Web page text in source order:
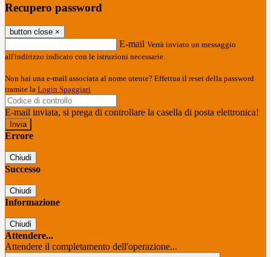
Recupero password
button close ×
E-mail Verrà inviato un messaggio
all'indirizzo indicato con le istruzioni necessarie.
Non hai una e-mail associata al nome utente? Effettua il reset della password
tramite la Login Spaggiari
E-mail inviata, si prega di controllare la casella di posta elettronica!
Errore
Chiudi
Successo
Chiudi
Informazione
Chiudi
Attendere...
Attendere il completamento dell'operazione...